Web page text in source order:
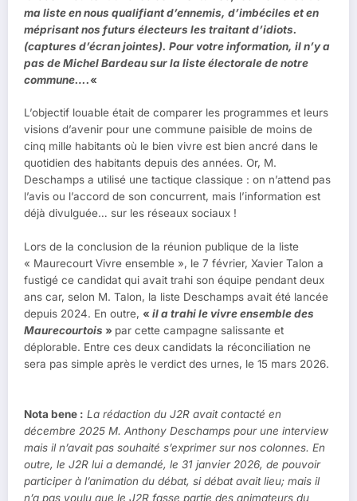
ma liste en nous qualifiant d’ennemis, d’imbéciles et en
méprisant nos futurs électeurs les traitant d’idiots.
(captures d’écran jointes). Pour votre information, il n’y a
pas de Michel Bardeau sur la liste électorale de notre
commune….«
L’objectif louable était de comparer les programmes et leurs
visions d’avenir pour une commune paisible de moins de
cinq mille habitants où le bien vivre est bien ancré dans le
quotidien des habitants depuis des années. Or, M.
Deschamps a utilisé une tactique classique : on n’attend pas
l’avis ou l’accord de son concurrent, mais l’information est
déjà divulguée… sur les réseaux sociaux !
Lors de la conclusion de la réunion publique de la liste
« Maurecourt Vivre ensemble », le 7 février, Xavier Talon a
fustigé ce candidat qui avait trahi son équipe pendant deux
ans car, selon M. Talon, la liste Deschamps avait été lancée
depuis 2024. En outre, « il a trahi le vivre ensemble des
Maurecourtois » par cette campagne salissante et
déplorable. Entre ces deux candidats la réconciliation ne
sera pas simple après le verdict des urnes, le 15 mars 2026.
Nota bene : La rédaction du J2R avait contacté en
décembre 2025 M. Anthony Deschamps pour une interview
mais il n’avait pas souhaité s’exprimer sur nos colonnes. En
outre, le J2R lui a demandé, le 31 janvier 2026, de pouvoir
participer à l’animation du débat, si débat avait lieu; mais il
n’a pas voulu que le J2R fasse partie des animateurs du